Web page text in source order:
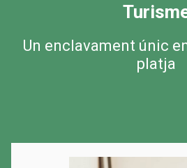
Un enclavament únic
platja